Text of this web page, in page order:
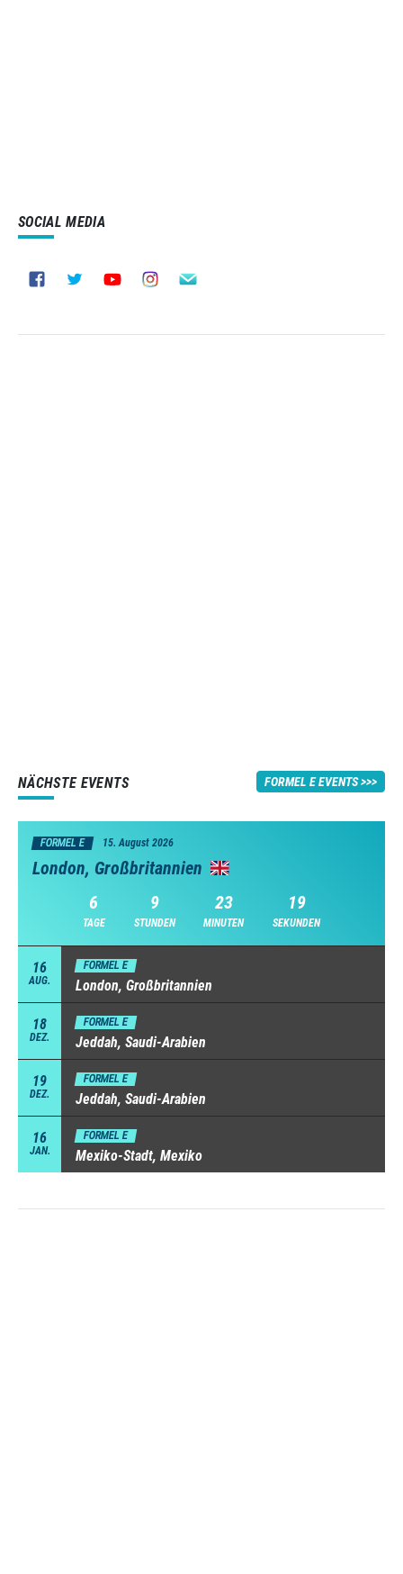
SOCIAL MEDIA
NÄCHSTE EVENTS FORMEL E EVENTS
FORMEL E 15. August 2026
London, Großbritannien
6
TAGE
9
STUNDEN
23
MINUTEN
18
SEKUNDEN
16
AUG.
FORMEL E
London, Großbritannien
18
DEZ.
FORMEL E
Jeddah, Saudi-Arabien
19
DEZ.
FORMEL E
Jeddah, Saudi-Arabien
16
JAN.
FORMEL E
Mexiko-Stadt, Mexiko